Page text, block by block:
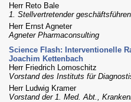
Herr Reto Bale
1. Stellvertretender
Herr Ernst Agneter
Agneter Pharmaconsulting
Science Flash: Interventionelle
Joachim Kettenbach
Herr Friedrich Lomoschitz
Vorstand des Instituts für
Herr Ludwig Kramer
Vorstand der 1. Med. Abt.,